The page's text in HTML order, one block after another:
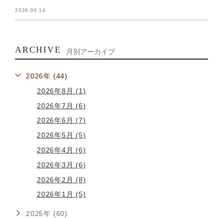
2026.06.14
ARCHIVE 月別アーカイブ
2026年 (44)
2026年8月 (1)
2026年7月 (6)
2026年6月 (7)
2026年5月 (5)
2026年4月 (6)
2026年3月 (6)
2026年2月 (8)
2026年1月 (5)
2025年 (60)